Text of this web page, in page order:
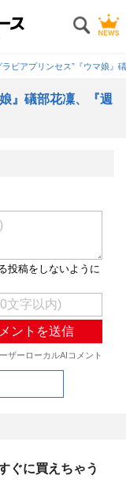
ラビアプリンセス”『ウマ娘
』礒部花凜、『週
ぐに買えちゃう